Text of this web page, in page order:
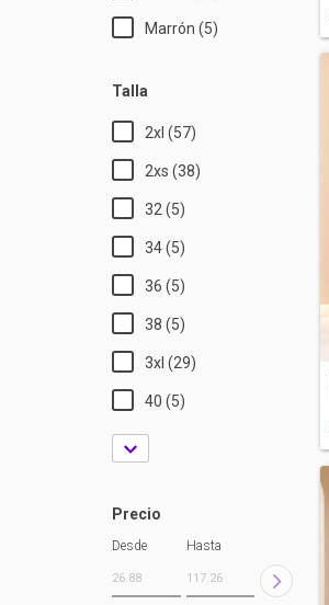
Marrón (5)
Talla
2xl (57)
2xs (38)
32 (5)
34 (5)
36 (5)
38 (5)
3xl (29)
40 (5)
Precio
Desde Hasta